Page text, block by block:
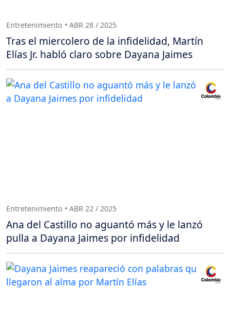
Entretenimiento • ABR 28 / 2025
Tras el miercolero de la infidelidad, Martín
Elías Jr. habló claro sobre Dayana Jaimes
Entretenimiento • ABR 22 / 2025
Ana del Castillo no aguantó más y le lanzó
pulla a Dayana Jaimes por infidelidad